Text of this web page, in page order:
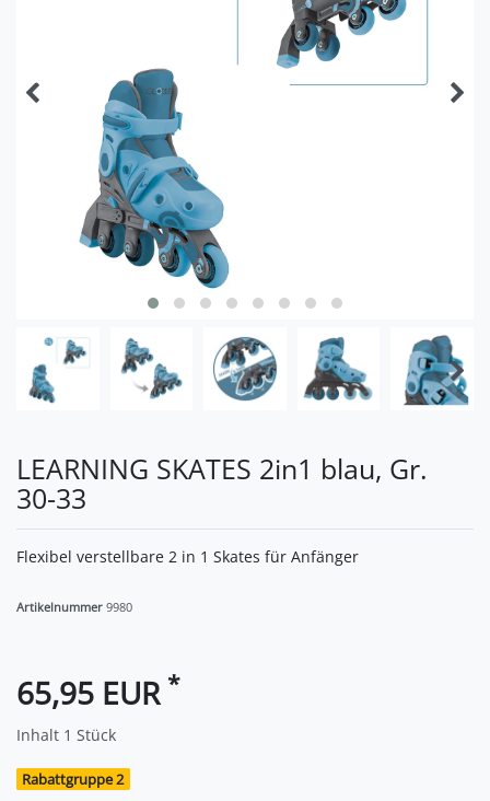
LEARNING SKATES 2in1 blau, Gr.
30-33
Flexibel verstellbare 2 in 1 Skates für Anfänger
Artikelnummer 9980
65,95 EUR *
Inhalt 1 Stück
Rabattgruppe 2